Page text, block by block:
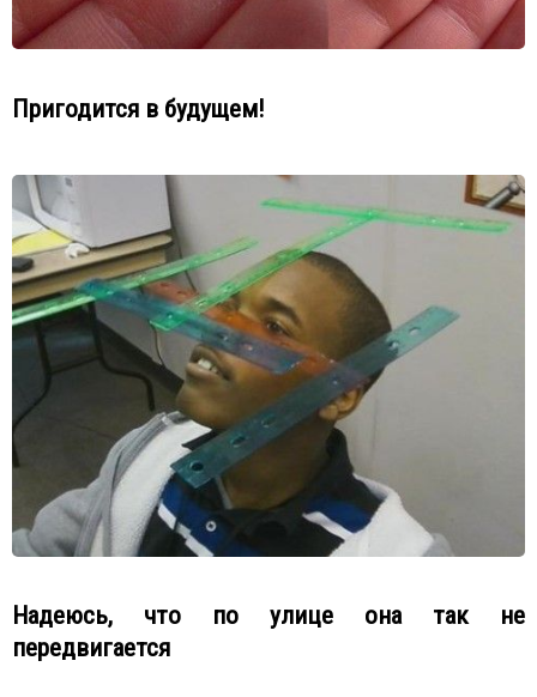
Пригодится в будущем!
Надеюсь, что по улице она так не
передвигается